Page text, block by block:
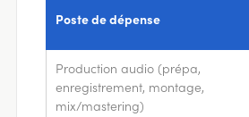
Poste de dépense
Production audio (prépa,
enregistrement, montage,
mix/mastering)